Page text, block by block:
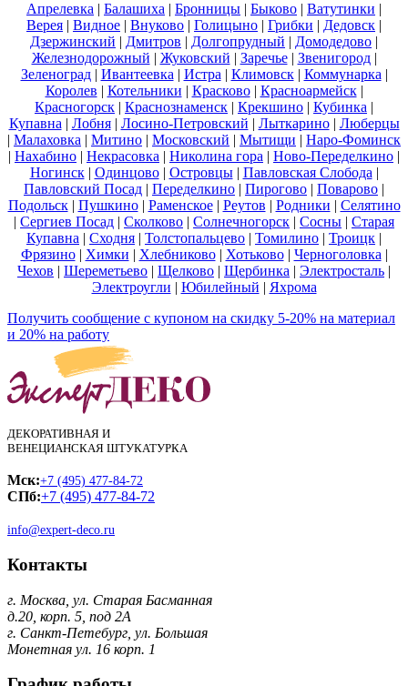
Апрелевка | Балашиха | Бронницы | Быково | Ватутинки |
Верея | Видное | Внуково | Голицыно | Грибки | Дедовск |
Дзержинский | Дмитров | Долгопрудный | Домодедово |
Железнодорожный | Жуковский | Заречье| Звенигород|
Зеленоград| Ивантеевка | Истра | Климовск| Коммунарка |
Королев | Котельники | Красково| Красноармейск|
Красногорск | Краснознаменск | Крекшино | Кубинка |
Купавна | Лобня| Лосино-Петровский | Лыткарино| Люберцы
| Малаховка | Митино | Московский | Мытищи | Наро-Фоминск
| Нахабино | Некрасовка | Николина гора | Ново-Переделкино |
Ногинск| Одинцово| Островцы| Павловская Слобода |
Павловский Посад | Переделкино | Пирогово | Поварово |
Подольск| Пушкино| Раменское| Реутов | Родники | Селятино
| Сергиев Посад | Сколково | Солнечногорск | Сосны | Старая
Купавна | Сходня | Толстопальцево | Томилино | Троицк |
Фрязино| Химки | Хлебниково| Хотьково| Черноголовка |
Чехов | Шереметьево | Щелково | Щербинка | Электросталь |
Электроугли | Юбилейный | Яхрома
Получить сообщение с купоном на скидку 5-20% на материал
и 20% на работу
ДЕКОРАТИВНАЯ И
ВЕНЕЦИАНСКАЯ ШТУКАТУРКА
Мск:+7 (495) 477-84-72
СПб:+7 (495) 477-84-72
info@expert-deco.ru
Контакты
г. Москва, ул. Старая Басманная
д.20, корп. 5, под 2А
г. Санкт-Петебург, ул. Большая
Монетная ул. 16 корп. 1